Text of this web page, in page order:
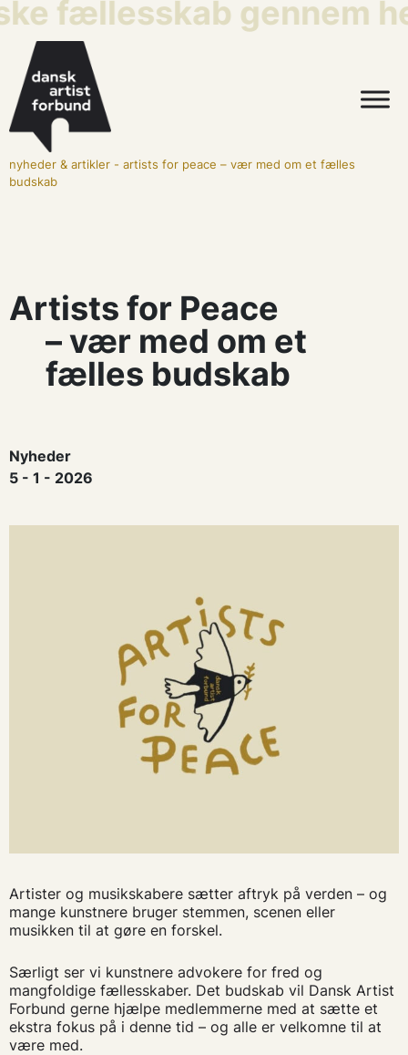
fællesskab gennem
nyheder & artikler- artists for peace – vær med om et fælles
budskab
Artists for Peace
– vær med om et
fælles budskab
Nyheder
5 - 1 - 2026
Artister og musikskabere sætter aftryk på verden – og
mange kunstnere bruger stemmen, scenen eller
musikken til at gøre en forskel.
Særligt ser vi kunstnere advokere for fred og
mangfoldige fællesskaber. Det budskab vil Dansk Artist
Forbund gerne hjælpe medlemmerne med at sætte et
ekstra fokus på i denne tid – og alle er velkomne til at
være med.